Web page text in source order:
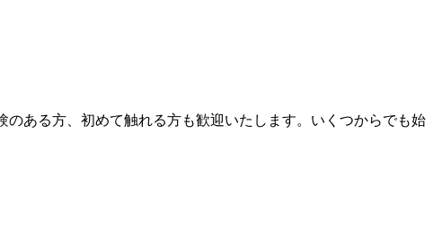
ある方、初めて触れる方も歓迎いたします。いくつからでも始